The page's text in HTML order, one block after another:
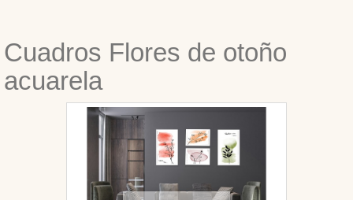
Cuadros Flores de otoño
acuarela